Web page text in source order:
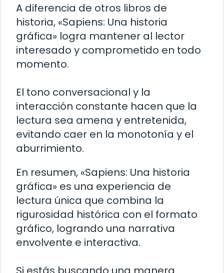
A diferencia de otros libros de
historia, «Sapiens: Una historia
gráfica» logra mantener al lector
interesado y comprometido en todo
momento.
El tono conversacional y la
interacción constante hacen que la
lectura sea amena y entretenida,
evitando caer en la monotonía y el
aburrimiento.
En resumen, «Sapiens: Una historia
gráfica» es una experiencia de
lectura única que combina la
rigurosidad histórica con el formato
gráfico, logrando una narrativa
envolvente e interactiva.